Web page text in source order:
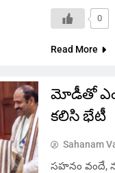
0
Read More
మోడీతో
కలిసి భేటీ
Sahanam
సహనం వందే,